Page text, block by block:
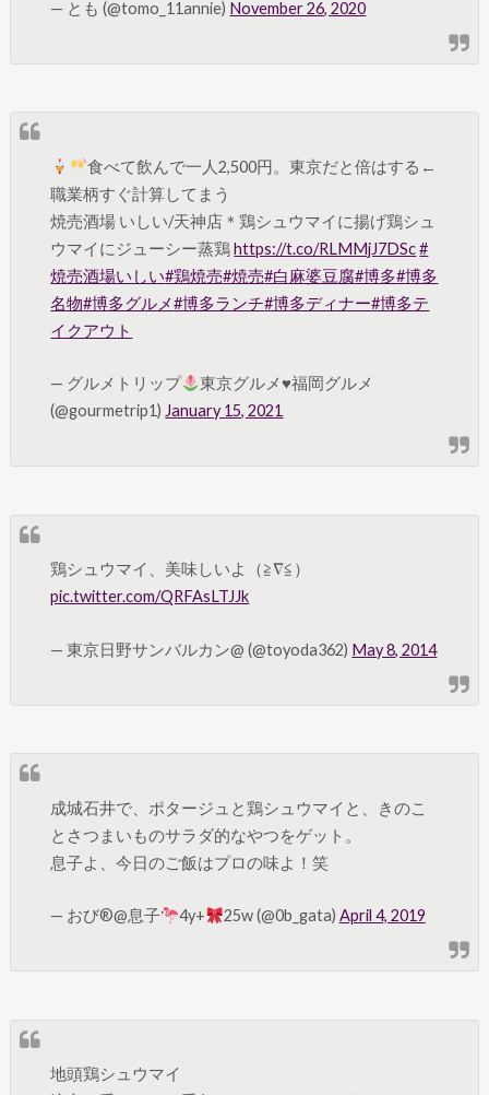
— とも (@tomo_11annie) November 26, 2020
食べて飲んで一人2,500円。東京だと倍はする←
職業柄すぐ計算してまう
焼売酒場 いしい/天神店＊鶏シュウマイに揚げ鶏シュ
ウマイにジューシー蒸鶏https://t.co/RLMMjJ7DSc #
焼売酒場いしい#鶏焼売#焼売#白麻婆豆腐#博多#博多
名物#博多グルメ#博多ランチ#博多ディナー#博多テ
イクアウト
— グルメトリップ
東京グルメ♥福岡グルメ
(@gourmetrip1) January 15, 2021
鶏シュウマイ、美味しいよ（≧∇≦）
pic.twitter.com/QRFAsLTJJk
— 東京日野サンバルカン@ (@toyoda362) May 8, 2014
成城石井で、ポタージュと鶏シュウマイと、きのこ
とさつまいものサラダ的なやつをゲット。
息子よ、今日のご飯はプロの味よ！笑
— おび®︎@息子 4y+ 25w (@0b_gata) April 4, 2019
地頭鶏シュウマイ